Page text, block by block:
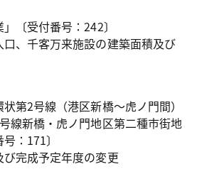
〔受付番号：242〕
、千客万来施設の建築面積及び
第2号線（港区新橋～虎ノ門間）
線新橋・虎ノ門地区第二種市街地
：171〕
完成予定年度の変更